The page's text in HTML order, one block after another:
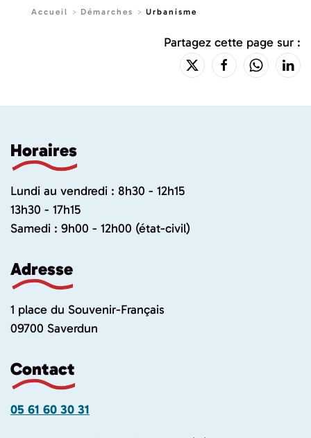
Accueil Démarches Urbanisme
Partagez cette page sur :
Horaires
Lundi au vendredi : 8h30 - 12h15
13h30 - 17h15
Samedi : 9h00 - 12h00 (état-civil)
Adresse
1 place du Souvenir-Français
09700 Saverdun
Contact
05 61 60 30 31